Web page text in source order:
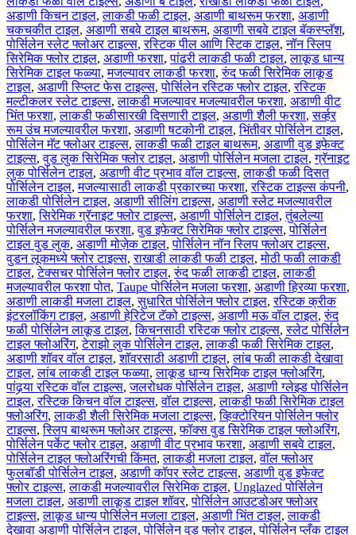
अडाणी किचन टाइल,लाकडी फळी टाइल, अडाणी बाथरूम फरशा, अडाणी
चकचकीत टाइल, अडाणी सबवे टाइल बाथरूम, अडाणी सबवे टाइल बॅकस्प्लॅश,
पोर्सिलेन स्लेट फ्लोअर टाइल्स,रस्टिक पील आणि स्टिक टाइल,नॉन स्लिप
सिरेमिक फ्लोर टाइल, अडाणी फरशा,पांढरी लाकडी फळी टाइल,लाकूड धान्य
सिरेमिक टाइल फळ्या,मजल्यावर लाकडी फरशा,रुंद फळी सिरेमिक लाकूड
टाइल, अडाणी स्प्लिट फेस टाइल्स,पोर्सिलेन रस्टिक फ्लोर टाइल,रस्टिक
मल्टीकलर स्लेट टाइल्स,लाकडी मजल्यावर मजल्यावरील फरशा, अडाणी वीट
भिंत फरशा,लाकडी फळीसारखी दिसणारी टाइल, अडाणी शैली फरशा,सर्व्हर
रूम उंच मजल्यावरील फरशा, अडाणी षटकोनी टाइल,भिंतीवर पोर्सिलेन टाइल,
पोर्सिलेन मॅट फ्लोअर टाइल्स,लाकडी फळी टाइल बाथरूम, अडाणी वुड इफेक्ट
टाइल्स,वुड लुक सिरेमिक फ्लोर टाइल, अडाणी पोर्सिलेन मजला टाइल,ग्रॅनाइट
लुक पोर्सिलेन टाइल, अडाणी वीट प्रभाव वॉल टाइल्स,लाकडी फळी दिसत
पोर्सिलेन टाइल,मजल्यासाठी लाकडी प्रकारच्या फरशा,रस्टिक टाइल्स कंपनी,
लाकडी पोर्सिलेन टाइल, अडाणी सीलिंग टाइल्स, अडाणी स्लेट मजल्यावरील
फरशा,सिरेमिक ग्रॅनाइट फ्लोर टाइल्स, अडाणी पोर्सिलेन टाइल,तुंबलेल्या
पोर्सिलेन मजल्यावरील फरशा,वुड इफेक्ट सिरेमिक फ्लोर टाइल्स,पोर्सिलेन
टाइल वुड लुक, अडाणी मोज़ेक टाइल,पोर्सिलेन नॉन स्लिप फ्लोअर टाइल्स,
वुडन लूकमध्ये फ्लोर टाइल्स,राखाडी लाकडी फळी टाइल,मोठी फळी लाकडी
टाइल,टेक्सचर पोर्सिलेन फ्लोर टाइल,रुंद फळी लाकडी टाइल,लाकडी
मजल्यावरील फरशा पोत, Taupe पोर्सिलेन मजला फरशा, अडाणी हिरव्या फरशा,
अडाणी लाकडी मजला टाइल,सुधारित पोर्सिलेन फ्लोर टाइल,रस्टिक क्रीक
इंटरलॉकिंग टाइल, अडाणी हेरिटेज टॅको टाइल्स, अडाणी मऊ वॉल टाइल,रुंद
फळी पोर्सिलेन लाकूड टाइल,किचनसाठी रस्टिक फ्लोर टाइल्स,स्लेट पोर्सिलेन
टाइल फ्लोअरिंग,टेराझो लुक पोर्सिलेन टाइल,लाकडी फळी सिरेमिक टाइल,
अडाणी शॉवर वॉल टाइल,शॉवरसाठी अडाणी टाइल,लांब फळी लाकडी देखावा
टाइल,लांब लाकडी टाइल फळ्या,लाकूड धान्य सिरेमिक टाइल फ्लोअरिंग,
पांढर्‍या रस्टिक वॉल टाइल्स,जलरोधक पोर्सिलेन टाइल, अडाणी ग्लेझ्ड पोर्सिलेन
टाइल,रस्टिक किचन वॉल टाइल्स,वॉल टाइल्स,लाकडी फळी सिरेमिक टाइल
फ्लोअरिंग,लाकडी शैली सिरेमिक मजला टाइल्स,व्हिक्टोरियन पोर्सिलेन फ्लोर
टाइल्स,स्लिप बाथरूम फ्लोअर टाइल्स,फॉक्स वुड सिरेमिक टाइल फ्लोअरिंग,
पोर्सिलेन पर्केट फ्लोर टाइल, अडाणी वीट प्रभाव फरशा, अडाणी सबवे टाइल,
पोर्सिलेन टाइल फ्लोअरिंगची किंमत,लाकडी मजला टाइल,वॉल फ्लोअर
फुलबॉडी पोर्सिलेन टाइल, अडाणी कॉपर स्लेट टाइल्स, अडाणी वुड इफेक्ट
फ्लोर टाइल्स,लाकडी मजल्यावरील सिरेमिक टाइल, Unglazed पोर्सिलेन
मजला टाइल, अडाणी लाकूड टाइल शॉवर,पोर्सिलेन आउटडोअर फ्लोअर
टाइल्स,लाकूड धान्य पोर्सिलेन मजला टाइल, अडाणी भिंत टाइल,लाकडी
देखावा अडाणी पोर्सिलेन टाइल,पोर्सिलेन वुड फ्लोर टाइल,पोर्सिलेन प्लँक टाइल